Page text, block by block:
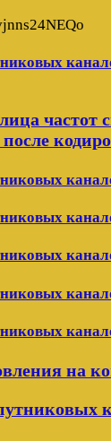
частот
на